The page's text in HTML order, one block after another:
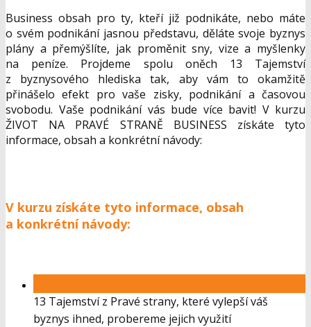
Business obsah pro ty, kteří již podnikáte, nebo máte
o svém podnikání jasnou představu, děláte svoje byznys
plány a přemýšlíte, jak proměnit sny, vize a myšlenky
na peníze. Projdeme spolu oněch 13 Tajemství
z byznysového hlediska tak, aby vám to okamžitě
přinášelo efekt pro vaše zisky, podnikání a časovou
svobodu. Vaše podnikání vás bude více bavit! V kurzu
ŽIVOT NA PRAVÉ STRANĚ BUSINESS získáte tyto
informace, obsah a konkrétní návody:
V kurzu získáte tyto informace, obsah
a konkrétní návody:
13 Tajemství z Pravé strany, které vylepší váš
byznys ihned, probereme jejich využití